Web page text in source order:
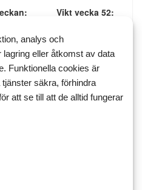
Vikt vecka 52:
.............
analys och
eller åtkomst av data
Funktionella cookies är
säkra, förhindra
att se till att de alltid fungerar